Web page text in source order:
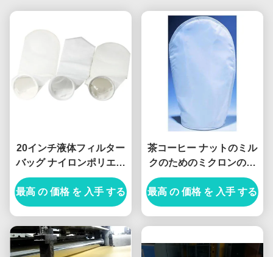
20インチ液体フィルター
バッグ ナイロンポリエス
テル マイクロンメッシュ
フィルターバッグ
最高 の 価格 を 入手 する
茶コーヒー ナットのミル
クのためのミクロンのナ
イロン網のフィルター・
バッグのドローストリン
グ
最高 の 価格 を 入手 する